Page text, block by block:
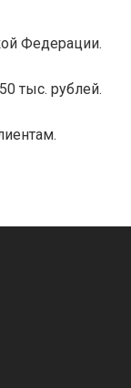
Федерации.
тыс. рублей.